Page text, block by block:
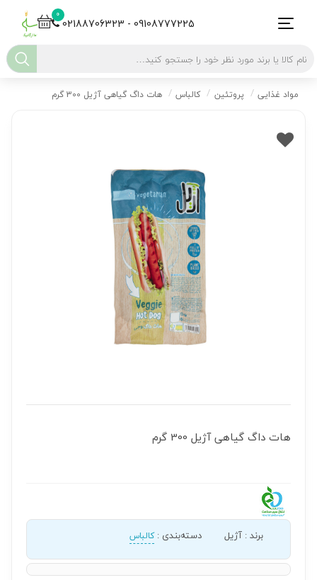
0
02188706323 - 09108777225
مواد غذایی پروتئین کالباس هات داگ گیاهی آژیل 300 گرم
هات داگ گیاهی آژیل 300 گرم
برند: آژیل دسته‌بندی :کالباس